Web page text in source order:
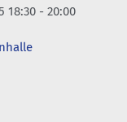
18:30 - 20:00